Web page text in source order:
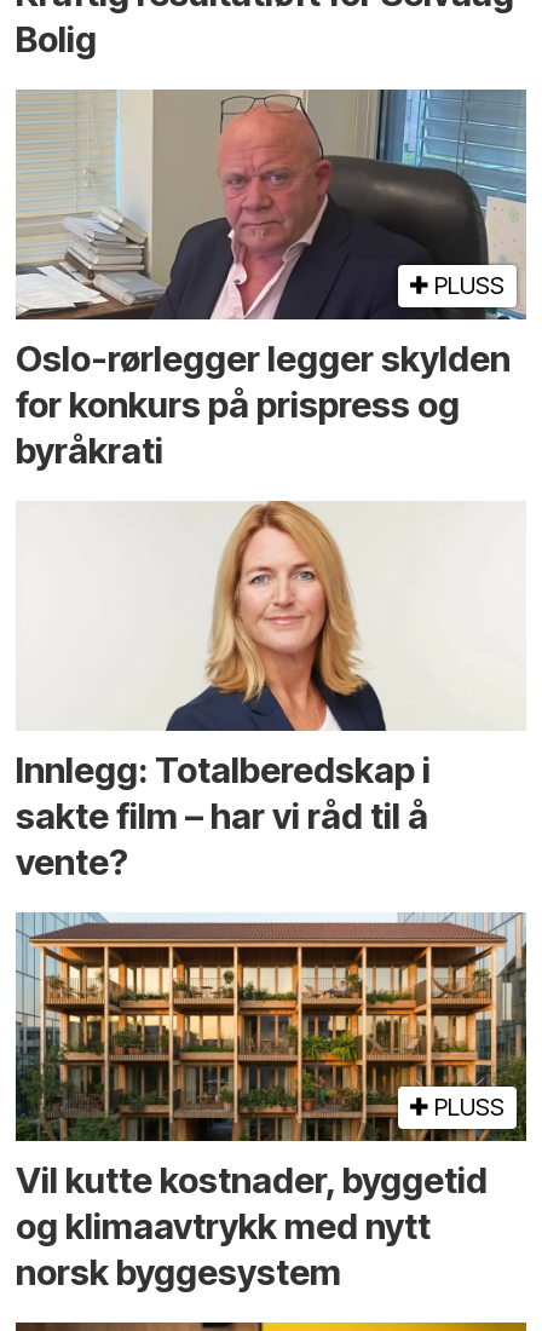
Bolig
PLUSS
Oslo-rørlegger legger skylden
for konkurs på prispress og
byråkrati
Innlegg: Totalberedskap i
sakte film – har vi råd til å
vente?
PLUSS
Vil kutte kostnader, byggetid
og klima­avtrykk med nytt
norsk bygge­system